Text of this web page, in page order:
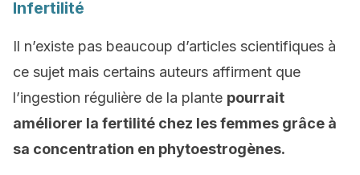
Infertilité
Il n’existe pas beaucoup d’articles scientifiques à
ce sujet mais certains auteurs affirment que
l’ingestion régulière de la plante pourrait
améliorer la fertilité chez les femmes grâce à
sa concentration en phytoestrogènes.